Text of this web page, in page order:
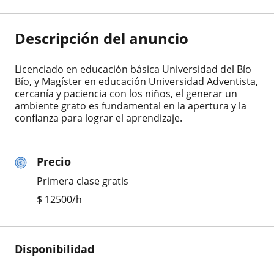
Precio
Primera clase gratis
$ 12500/h
Disponibilidad
Descripción del anuncio
Licenciado en educación básica Universidad del Bío
Bío, y Magíster en educación Universidad Adventista,
cercanía y paciencia con los niños, el generar un
ambiente grato es fundamental en la apertura y la
confianza para lograr el aprendizaje.